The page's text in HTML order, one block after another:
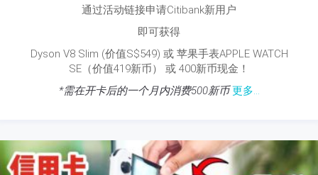
通过活动链接申请Citibank新用户
即可获得
Dyson V8 Slim (价值S$549) 或 苹果手表APPLE WATCH
SE（价值419新币） 或 400新币现金！
*需在开卡后的一个月内消费500新币 更多...